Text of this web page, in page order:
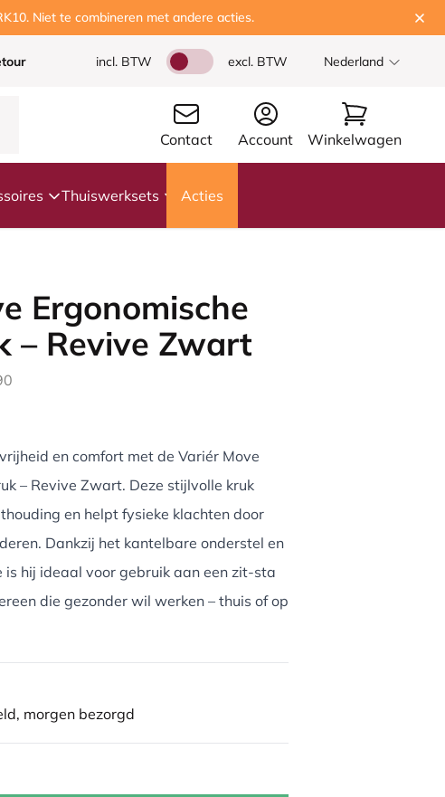
Niet te combineren met andere acties.
incl. BTW excl. BTW Nederland
Contact Account Winkelwagen
Thuiswerksets Acties
Ergonomische
– Revive Zwart
en comfort met de Variér Move
– Revive Zwart. Deze stijlvolle kruk
en helpt fysieke klachten door
Dankzij het kantelbare onderstel en
hij ideaal voor gebruik aan een zit-sta
die gezonder wil werken – thuis of op
morgen bezorgd